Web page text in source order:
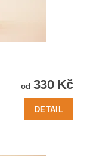
od 330 Kč
DETAIL